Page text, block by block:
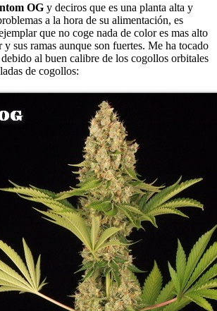
OG y deciros que es una planta alta y
a la hora de su alimentación, es
que no coge nada de color es mas alto
sus ramas aunque son fuertes. Me ha tocado
al buen calibre de los cogollos orbitales
de cogollos: